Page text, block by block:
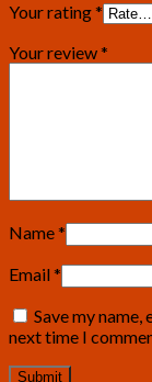
Your rating*
Your review*
Name*
Email*
Save my
next time I